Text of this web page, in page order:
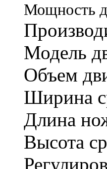
Мощность
Модель
Объем
Ширина
Длина
Высота